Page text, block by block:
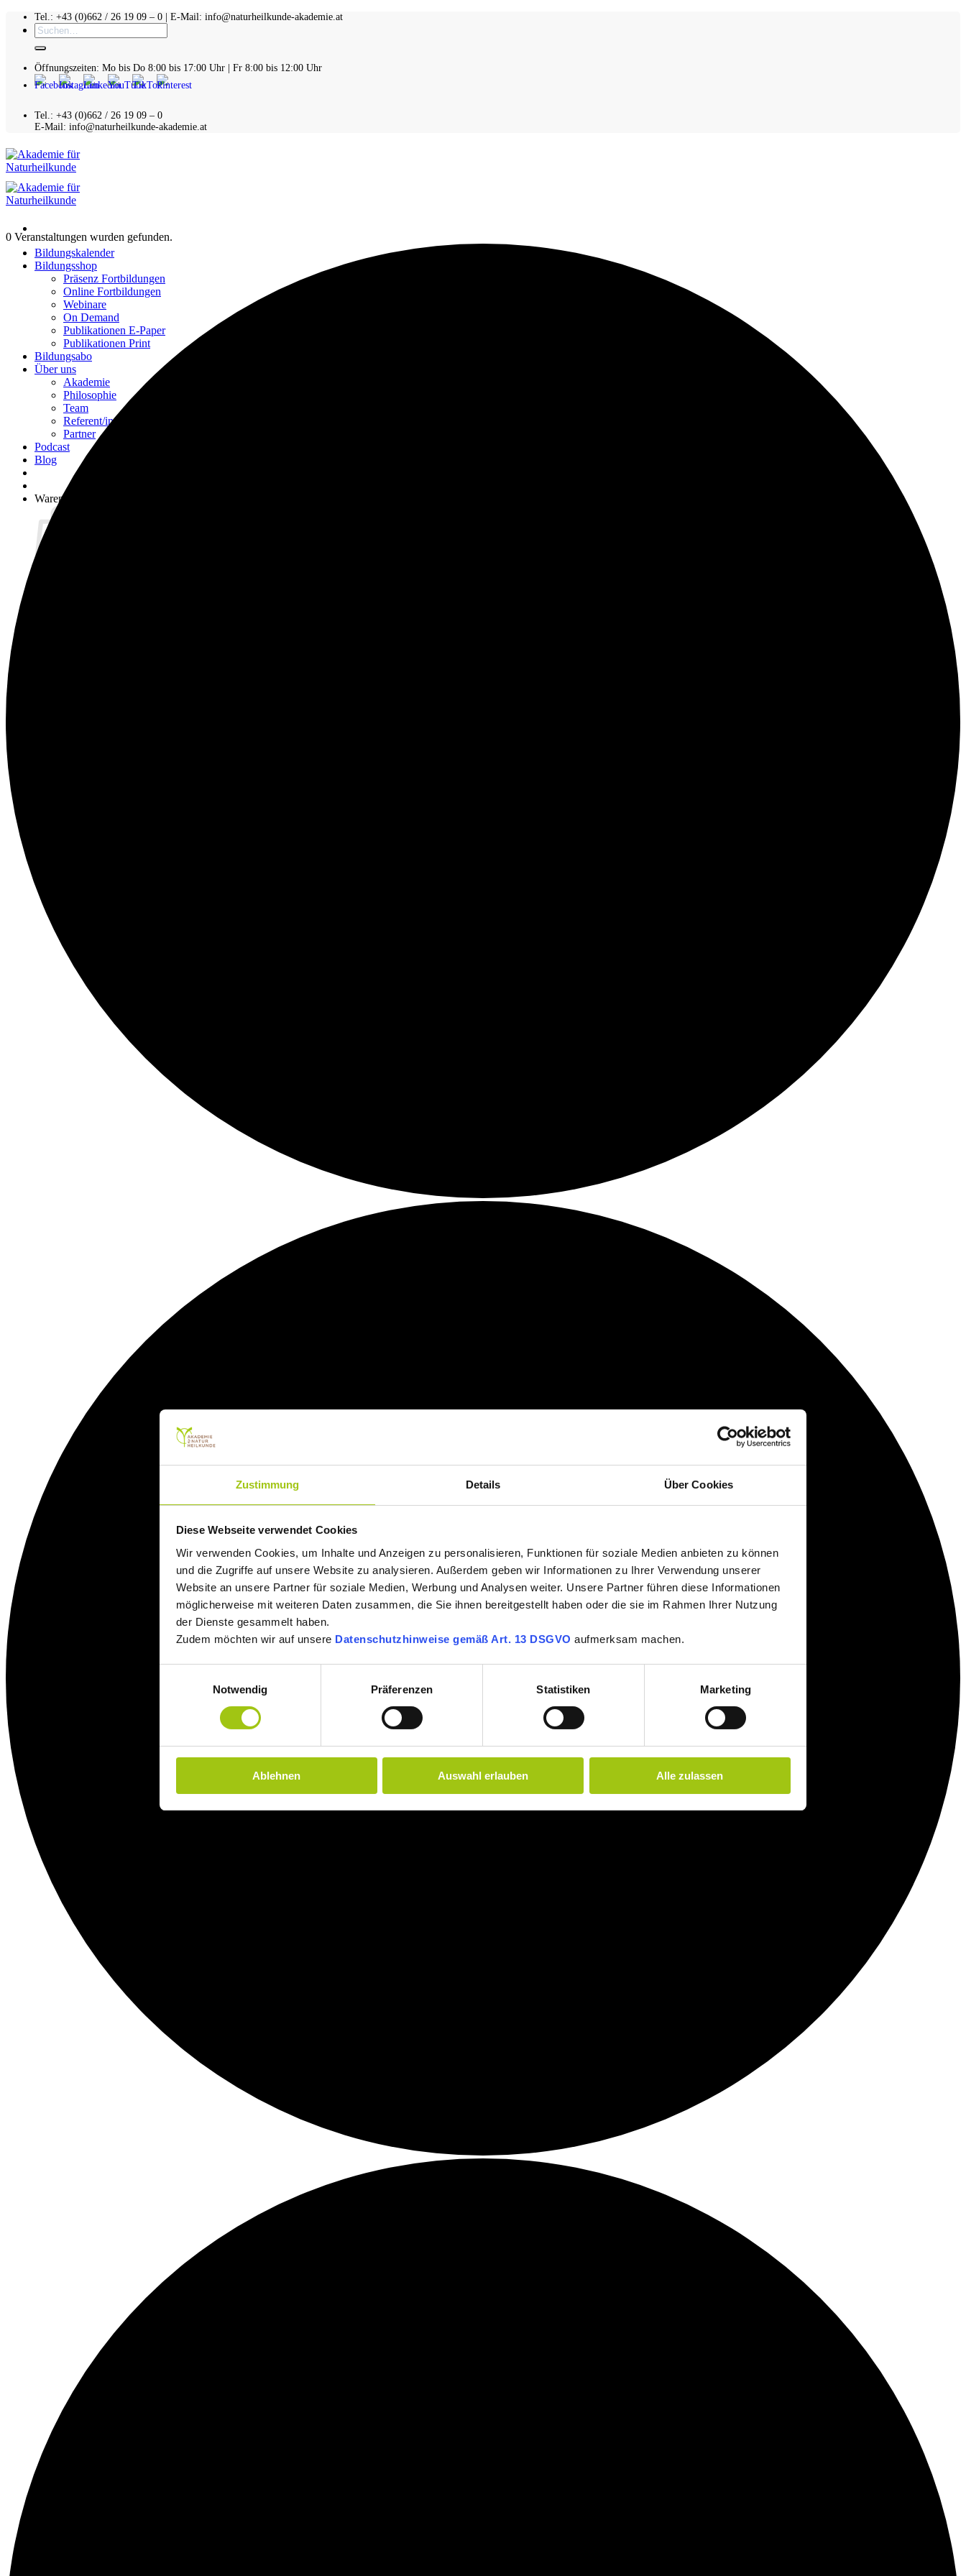
Zustimmung Details Über Cookies
Diese Webseite verwendet Cookies
Wir verwenden Cookies, um Inhalte und Anzeigen zu personalisieren, Funktionen für soziale Medien anbieten zu können
und die Zugriffe auf unsere Website zu analysieren. Außerdem geben wir Informationen zu Ihrer Verwendung unserer
Website an unsere Partner für soziale Medien, Werbung und Analysen weiter. Unsere Partner führen diese Informationen
möglicherweise mit weiteren Daten zusammen, die Sie ihnen bereitgestellt haben oder die sie im Rahmen Ihrer Nutzung
der Dienste gesammelt haben.
Zudem möchten wir auf unsere Datenschutzhinweise gemäß Art. 13 DSGVO aufmerksam machen.
Notwendig
Präferenzen Statistiken Marketing
Ablehnen Auswahl erlauben Alle zulassen
Zum
Inhalt
Tel.: +43 (0)662 / 26 19 09 – 0 | E-Mail: info@naturheilkunde-akademie.at
Suchen
nach:
Öffnungszeiten: Mo bis Do 8:00 bis 17:00 Uhr | Fr 8:00 bis 12:00 Uhr
Tel.: +43 (0)662 / 26 19 09 – 0
E-Mail: info@naturheilkunde-akademie.at
Bildungskalender
Bildungsshop
Präsenz Fortbildungen
Online Fortbildungen
Webinare
On Demand
Publikationen E-Paper
Publikationen Print
Bildungsabo
Über uns
Akademie
Philosophie
Team
Referent/innen
Partner
Podcast
Blog
Warenkorb
0 Veranstaltungen wurden gefunden.